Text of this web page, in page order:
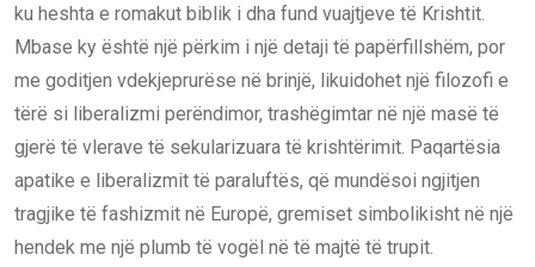
ku heshta e romakut biblik i dha fund vuajtjeve të Krishtit.
Mbase ky është një përkim i një detaji të papërfillshëm, por
me goditjen vdekjeprurëse në brinjë, likuidohet një filozofi e
tërë si liberalizmi perëndimor, trashëgimtar në një masë të
gjerë të vlerave të sekularizuara të krishtërimit. Paqartësia
apatike e liberalizmit të paraluftës, që mundësoi ngjitjen
tragjike të fashizmit në Europë, gremiset simbolikisht në një
hendek me një plumb të vogël në të majtë të trupit.